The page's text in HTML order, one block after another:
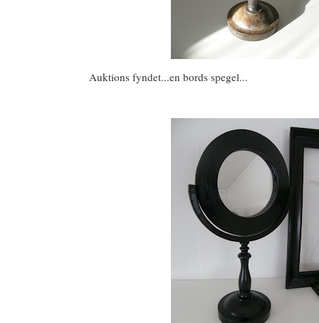
Auktions fyndet...en bords spegel...